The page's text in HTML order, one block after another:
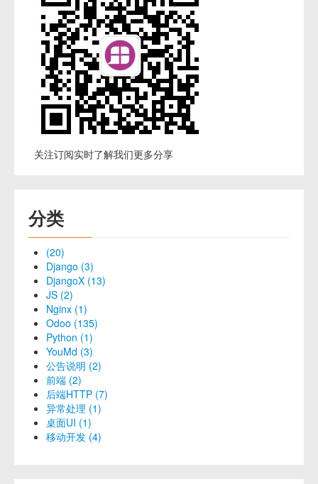
关注订阅实时了解我们更多分享
分类
(20)
Django (3)
DjangoX (13)
JS (2)
Nginx (1)
Odoo (135)
Python (1)
YouMd (3)
公告说明 (2)
前端 (2)
后端HTTP (7)
异常处理 (1)
桌面UI (1)
移动开发 (4)